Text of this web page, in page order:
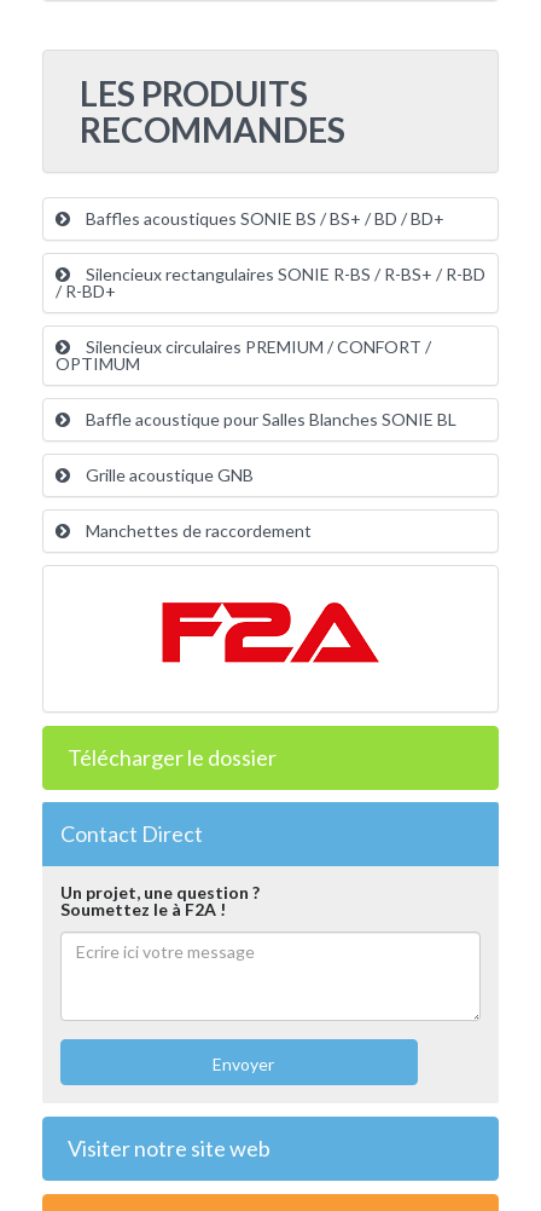
LES PRODUITS
RECOMMANDES
Baffles acoustiques SONIE BS / BS+ / BD / BD+
Silencieux rectangulaires SONIE R-BS / R-BS+ / R-BD
/ R-BD+
Silencieux circulaires PREMIUM / CONFORT /
OPTIMUM
Baffle acoustique pour Salles Blanches SONIE BL
Grille acoustique GNB
Manchettes de raccordement
Télécharger le dossier
Contact Direct
Un projet, une question ?
Soumettez le à F2A !
Envoyer
Visiter notre site web